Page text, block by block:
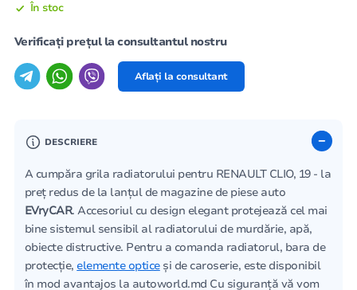
În stoc
Verificați prețul la consultantul nostru
Aflați la consultant
DESCRIERE
A cumpăra grila radiatorului pentru RENAULT CLIO, 19 - la
preț redus de la lanțul de magazine de piese auto
EVryCAR. Accesoriul cu design elegant protejează cel mai
bine sistemul sensibil al radiatorului de murdărie, apă,
obiecte distructive. Pentru a comanda radiatorul, bara de
protecție, elemente opticeși de caroserie, este disponibil
în mod avantajos la autoworld.md Cu siguranță vă vom